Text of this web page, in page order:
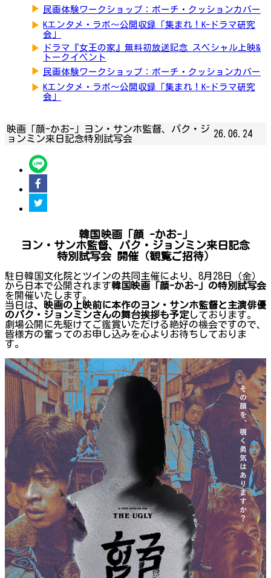
▶ 民画体験ワークショップ：ポーチ・クッションカバー
▶ Kエンタメ・ラボ～公開収録「集まれ！K-ドラマ研究
会」
▶
ドラマ『女王の家』無料初放送記念 スペシャル上映&
トークイベント
▶ 民画体験ワークショップ：ポーチ・クッションカバー
▶ Kエンタメ・ラボ～公開収録「集まれ！K-ドラマ研究
会」
映画「顔-かお-」ヨン・サンホ監督、パク・ジ
ョンミン来日記念特別試写会
26.06.24
韓国映画「顔 -かお-」
ヨン・サンホ監督、パク・ジョンミン来日記念
特別試写会 開催（観覧ご招待）
駐日韓国文化院とツインの共同主催により、8月28日（金）
から日本で公開されます韓国映画「顔-かお-」の特別試写会
を開催いたします。
当日は、映画の上映前に本作のヨン・サンホ監督と主演俳優
のパク・ジョンミンさんの舞台挨拶も予定しております。
劇場公開に先駆けてご鑑賞いただける絶好の機会ですので、
皆様方の奮ってのお申し込みを心よりお待ちしておりま
す。